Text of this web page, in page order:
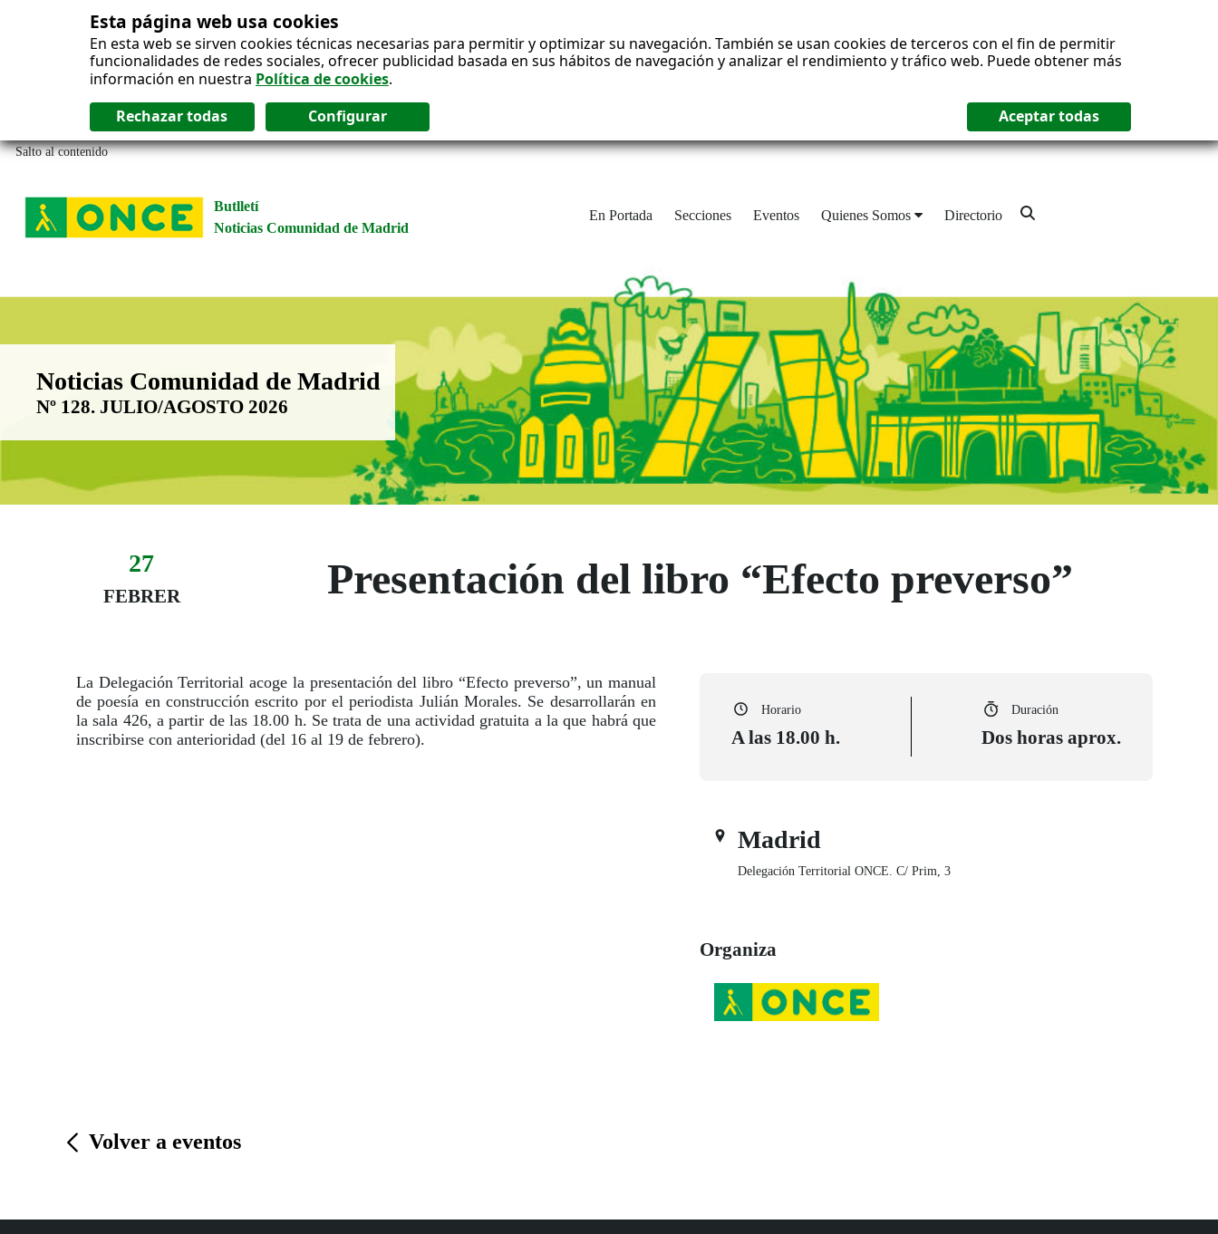
Esta página web usa cookies
En esta web se sirven cookies técnicas necesarias para permitir y optimizar su navegación. También se usan cookies de terceros con el fin de permitir
funcionalidades de redes sociales, ofrecer publicidad basada en sus hábitos de navegación y analizar el rendimiento y tráfico web. Puede obtener más
información en nuestra Política de cookies.
Salto al contenido
Butlletí
Noticias Comunidad de Madrid
En Portada Secciones Eventos Quienes Somos Directorio
Boletín Noticias Comunidad de Madrid
Noticias Comunidad de Madrid
Nº 128. JULIO/AGOSTO 2026
Fecha del evento
27
FEBRER
27 de febrer Presentación del libro “Efecto preverso”
La Delegación Territorial acoge la presentación del libro “Efecto preverso”, un manual
de poesía en construcción escrito por el periodista Julián Morales. Se desarrollarán en
la sala 426, a partir de las 18.00 h. Se trata de una actividad gratuita a la que habrá que
inscribirse con anterioridad (del 16 al 19 de febrero).
Horario
A las 18.00 h.
Duración
Dos horas aprox.
Madrid
Delegación Territorial ONCE. C/ Prim, 3
Organiza
Volver a eventos